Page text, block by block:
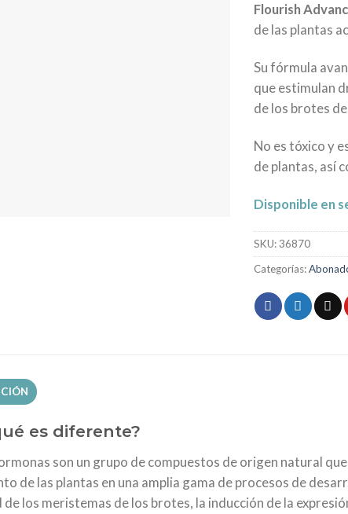
Flourish
de las plantas
Su fórmula
que estimulan
de los brotes
No es tóxico y
de plantas, así
Disponible en
SKU:36870
Categorías:
es diferente?
son un grupo de compuestos de origen natural
de las plantas en una amplia gama de procesos de
los meristemas de los brotes, la inducción de la